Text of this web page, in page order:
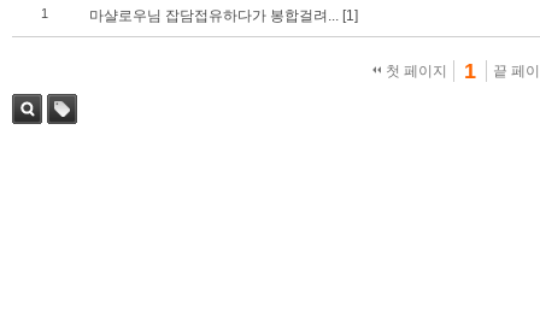
1 마샬로우님 잡담접유하다가 봉합걸려... [1]
첫 페이지 1 끝 페